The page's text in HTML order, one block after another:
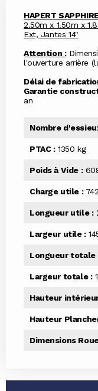
HAPERT
2.50m x 1.50m x
Ext, Jantes 14"
Attention :
l'ouverture arrière
Délai de
Garantie
an
Nombre
PTAC :1350 kg
Poids à Vide :
Charge utile :
Longueur utile :
Largeur utile :
Longueur totale
Largeur totale :
Hauteur
Hauteur
Dimensions